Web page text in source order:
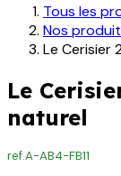
Tous les
Nos
Le Cerisier
Le
naturel
ref.A-AB4-FB11